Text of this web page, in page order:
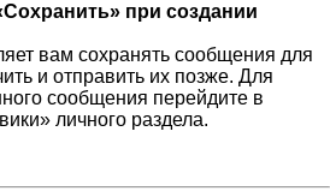
при создании
вам сохранять сообщения для
и отправить их позже. Для
сообщения перейдите в
личного раздела.